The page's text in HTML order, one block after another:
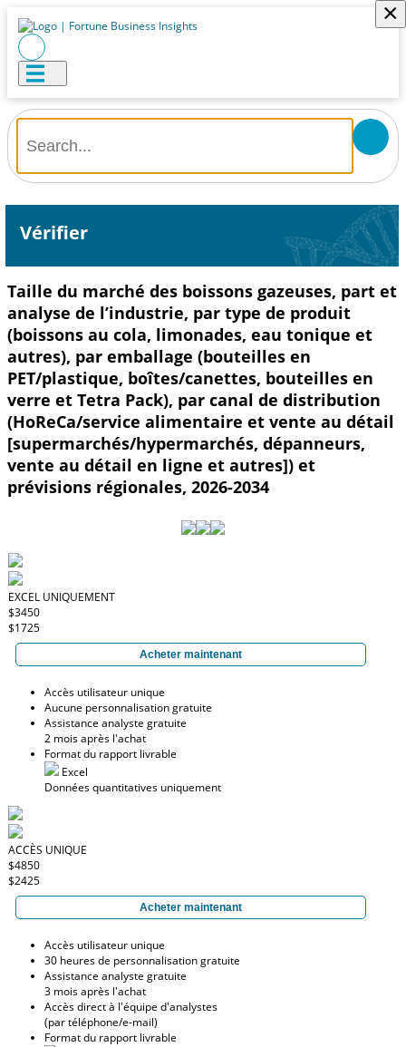
×
Vérifier
Taille du marché des boissons gazeuses, part et
analyse de l’industrie, par type de produit
(boissons au cola, limonades, eau tonique et
autres), par emballage (bouteilles en
PET/plastique, boîtes/canettes, bouteilles en
verre et Tetra Pack), par canal de distribution
(HoReCa/service alimentaire et vente au détail
[supermarchés/hypermarchés, dépanneurs,
vente au détail en ligne et autres]) et
prévisions régionales, 2026-2034
EXCEL UNIQUEMENT
$3450
$1725
Acheter maintenant
Accès utilisateur unique
Aucune personnalisation gratuite
Assistance analyste gratuite
2 mois après l'achat
Format du rapport livrable
Excel
Données quantitatives uniquement
ACCÈS UNIQUE
$4850
$2425
Acheter maintenant
Accès utilisateur unique
30 heures de personnalisation gratuite
Assistance analyste gratuite
3 mois après l'achat
Accès direct à l'équipe d'analystes
(par téléphone/e-mail)
Format du rapport livrable